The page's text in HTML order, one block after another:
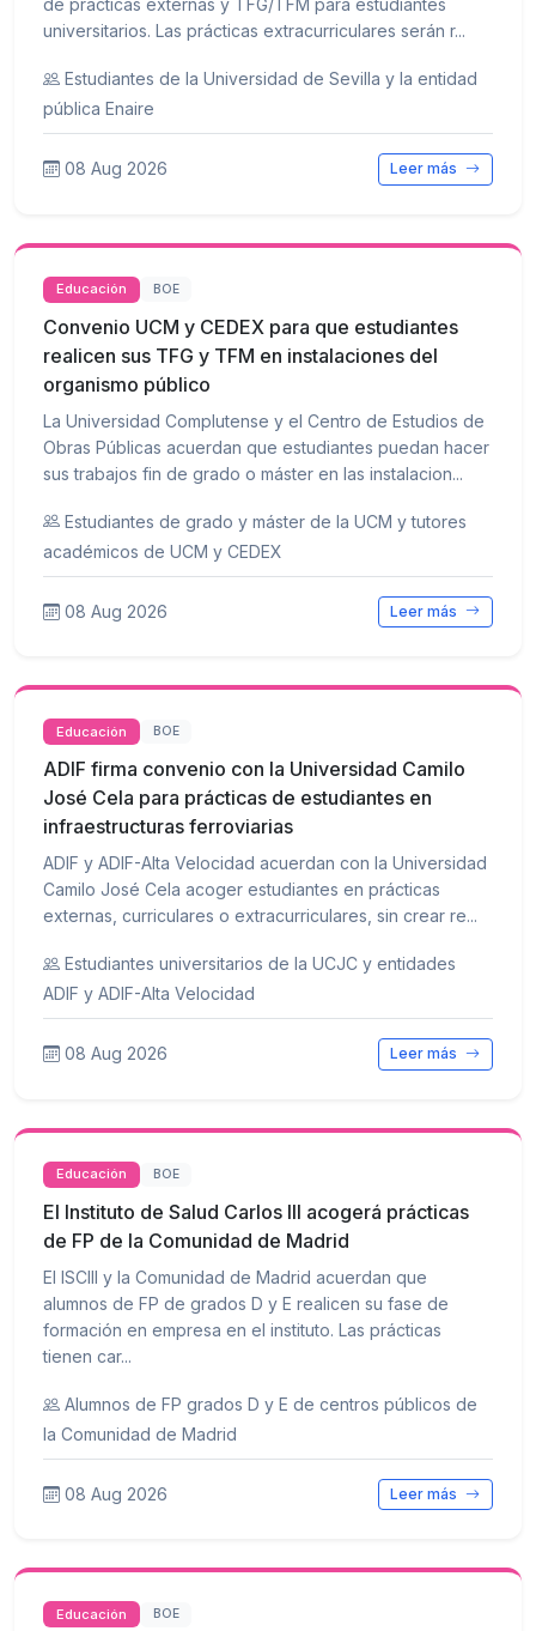
de prácticas externas y TFG/TFM para estudiantes
universitarios. Las prácticas extracurriculares serán r...
Estudiantes de la Universidad de Sevilla y la entidad
pública Enaire
08 Aug 2026 Leer más
Educación BOE
Convenio UCM y CEDEX para que estudiantes
realicen sus TFG y TFM en instalaciones del
organismo público
La Universidad Complutense y el Centro de Estudios de
Obras Públicas acuerdan que estudiantes puedan hacer
sus trabajos fin de grado o máster en las instalacion...
Estudiantes de grado y máster de la UCM y tutores
académicos de UCM y CEDEX
08 Aug 2026 Leer más
Educación BOE
ADIF firma convenio con la Universidad Camilo
José Cela para prácticas de estudiantes en
infraestructuras ferroviarias
ADIF y ADIF-Alta Velocidad acuerdan con la Universidad
Camilo José Cela acoger estudiantes en prácticas
externas, curriculares o extracurriculares, sin crear re...
Estudiantes universitarios de la UCJC y entidades
ADIF y ADIF-Alta Velocidad
08 Aug 2026 Leer más
Educación BOE
El Instituto de Salud Carlos III acogerá prácticas
de FP de la Comunidad de Madrid
El ISCIII y la Comunidad de Madrid acuerdan que
alumnos de FP de grados D y E realicen su fase de
formación en empresa en el instituto. Las prácticas
tienen car...
Alumnos de FP grados D y E de centros públicos de
la Comunidad de Madrid
08 Aug 2026 Leer más
Educación BOE